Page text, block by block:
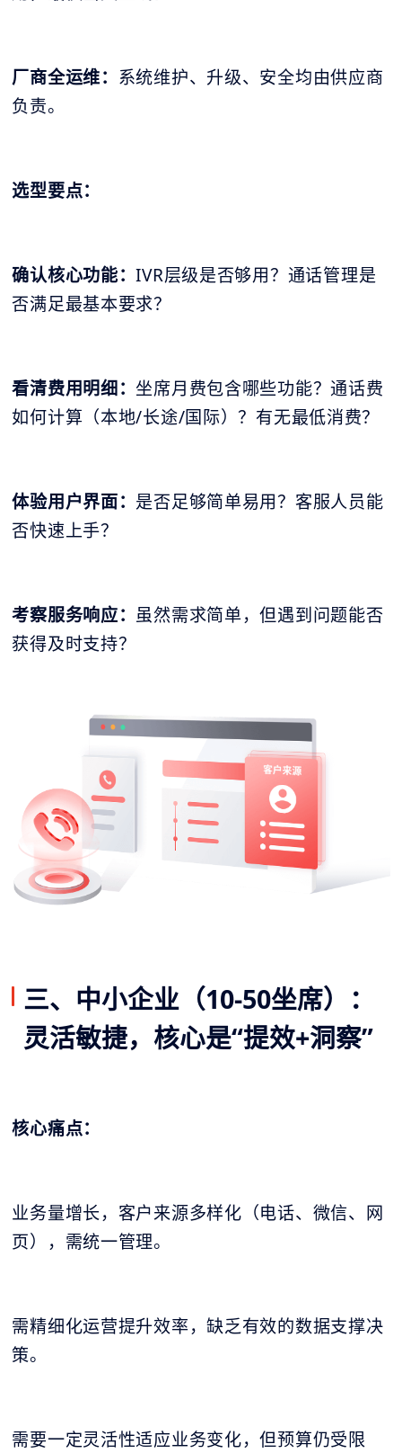
厂商全运维： 系统维护、升级、安全均由供应商
负责。
选型要点：
确认核心功能：IVR层级是否够用？通话管理是
否满足最基本要求？
看清费用明细： 坐席月费包含哪些功能？通话费
如何计算（本地/长途/国际）？有无最低消费？
体验用户界面： 是否足够简单易用？客服人员能
否快速上手？
考察服务响应： 虽然需求简单，但遇到问题能否
获得及时支持？
三、中小企业（10-50坐席）：
灵活敏捷，核心是“提效+洞察”
核心痛点：
业务量增长，客户来源多样化（电话、微信、网
页），需统一管理。
需精细化运营提升效率，缺乏有效的数据支撑决
策。
需要一定灵活性适应业务变化，但预算仍受限